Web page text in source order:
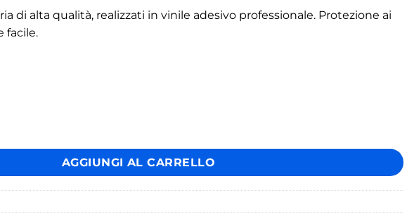
di alta qualità, realizzati in vinile adesivo professionale. Protezione ai
facile.
Adria Camper - Silver e Nero quantità
AGGIUNGI AL CARRELLO